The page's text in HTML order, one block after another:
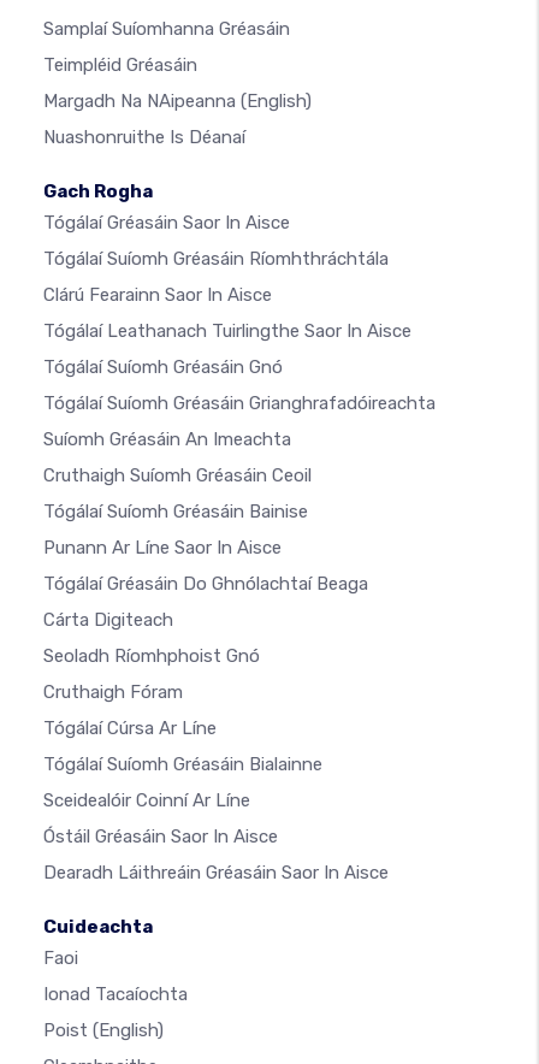
Samplaí Suíomhanna Gréasáin
Teimpléid Gréasáin
Margadh Na NAipeanna (English)
Nuashonruithe Is Déanaí
Gach Rogha
Tógálaí Gréasáin Saor In Aisce
Tógálaí Suíomh Gréasáin Ríomhthráchtála
Clárú Fearainn Saor In Aisce
Tógálaí Leathanach Tuirlingthe Saor In Aisce
Tógálaí Suíomh Gréasáin Gnó
Tógálaí Suíomh Gréasáin Grianghrafadóireachta
Suíomh Gréasáin An Imeachta
Cruthaigh Suíomh Gréasáin Ceoil
Tógálaí Suíomh Gréasáin Bainise
Punann Ar Líne Saor In Aisce
Tógálaí Gréasáin Do Ghnólachtaí Beaga
Cárta Digiteach
Seoladh Ríomhphoist Gnó
Cruthaigh Fóram
Tógálaí Cúrsa Ar Líne
Tógálaí Suíomh Gréasáin Bialainne
Sceidealóir Coinní Ar Líne
Óstáil Gréasáin Saor In Aisce
Dearadh Láithreáin Gréasáin Saor In Aisce
Cuideachta
Faoi
Ionad Tacaíochta
Poist (English)